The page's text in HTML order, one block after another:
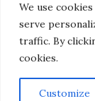
We use
serve
traffic. By
cookies.
Customize